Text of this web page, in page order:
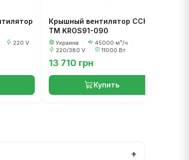
220 V
Крышный вентилятор ССК
ТМ KROS91-090
Украина 45000 м³/ч
220/380 V
11000 Вт
13 710 грн
Купить